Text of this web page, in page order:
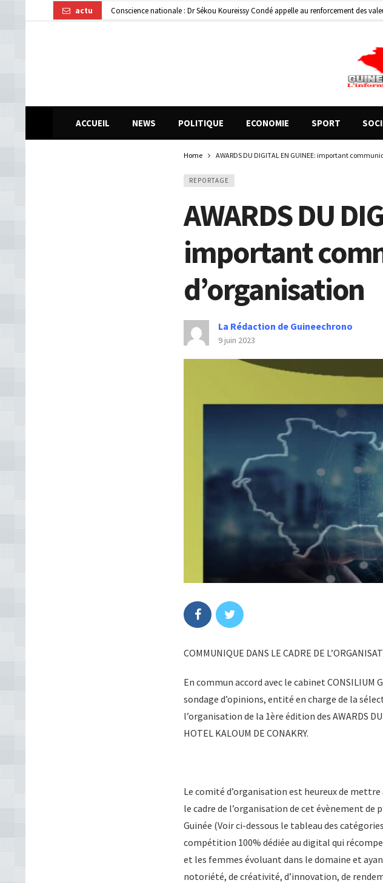
actu Conscience nationale : Dr Sékou Koureissy Condé appelle au renforcement des
Transformation numérique : la CGE-GUI et Orange Money amorcent un partenariat
ACCUEIL NEWS POLITIQUE ECONOMIE SPORT
Home AWARDS DU DIGITAL EN GUINEE: important
REPORTAGE
AWARDS DU
important
d’organisation
La Rédaction de Guineechrono
9 juin 2023
COMMUNIQUE DANS LE CADRE DE
En commun accord avec le cabinet CONSILIUM
sondage d’opinions, entité en charge de la
l’organisation de la 1ère édition des AWARDS
HOTEL KALOUM DE CONAKRY.
Le comité d’organisation est heureux de
le cadre de l’organisation de cet évènement de
Guinée (Voir ci-dessous le tableau des
compétition 100% dédiée au digital qui
et les femmes évoluant dans le domaine et
notoriété, de créativité, d’innovation, de